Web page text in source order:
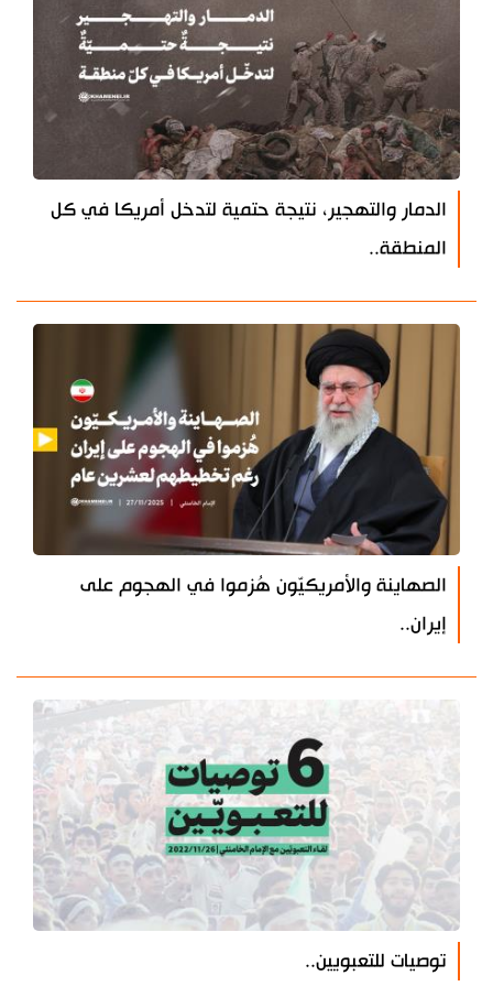
الدمار والتهجير، نتيجة حتمية لتدخل أمريكا في كل
المنطقة..
الصهاينة والأمريكيّون هُزموا في الهجوم على
إيران..
توصيات للتعبويين..